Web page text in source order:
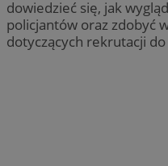
dowiedzieć się, jak
policjantów oraz zdobyć
dotyczących rekrutacji do